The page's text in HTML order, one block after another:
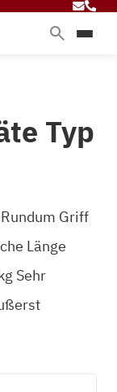
Typ
Griff
Länge
Sehr